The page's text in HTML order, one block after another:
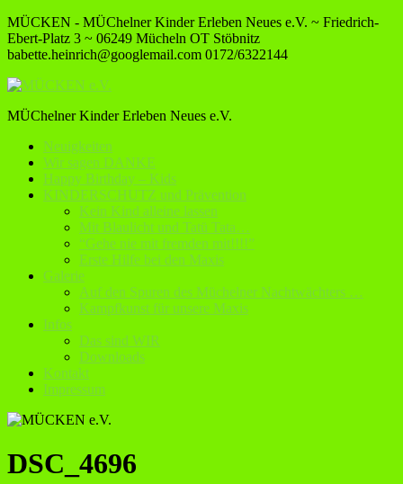
MÜCKEN - MÜChelner Kinder Erleben Neues e.V. ~ Friedrich-
Ebert-Platz 3 ~ 06249 Mücheln OT Stöbnitz
babette.heinrich@googlemail.com 0172/6322144
MÜChelner Kinder Erleben Neues e.V.
Neuigkeiten
Wir sagen DANKE
Happy Birthday – Kids
KINDERSCHUTZ und Prävention
Kein Kind alleine lassen
Mit Blaulicht und Tatü Tata…
“Gehe nie mit fremden mit!!!!”
Erste Hilfe bei den Maxis
Galerie
Auf den Spuren des Müchelner Nachtwächters …
Kampfkunst für unsere Maxis
Infos
Das sind WIR
Downloads
Kontakt
Impressum
DSC_4696